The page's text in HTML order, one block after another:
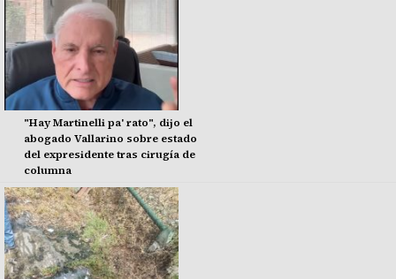
"Hay Martinelli pa' rato", dijo el
abogado Vallarino sobre estado
del expresidente tras cirugía de
columna